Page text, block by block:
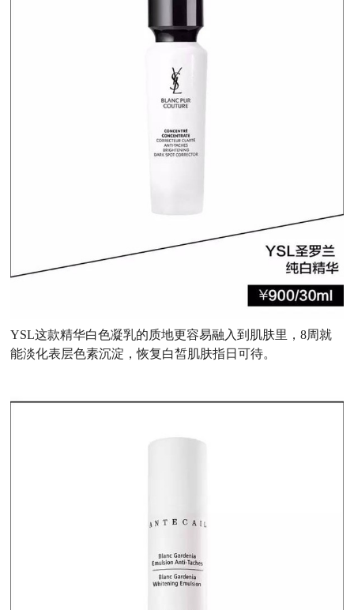
YSL这款精华白色凝乳的质地更容易融入到肌肤里，8周就
能淡化表层色素沉淀，恢复白皙肌肤指日可待。